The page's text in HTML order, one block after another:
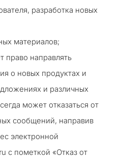
разработка новых
материалов;
право направлять
о новых продуктах и
и различных
может отказаться от
сообщений, направив
электронной
с пометкой «Отказ от